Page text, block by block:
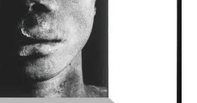
04_DESSINS
05_MONOTYPE
06_ARCHIVES
CONTACT